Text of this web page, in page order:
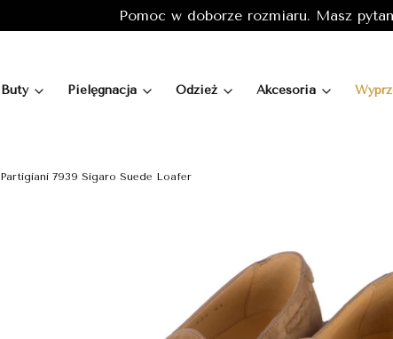
Pomoc w doborze rozmiaru. Masz
Buty Pielęgnacja Odzież Akcesoria
Partigiani 7939 Sigaro Suede Loafer